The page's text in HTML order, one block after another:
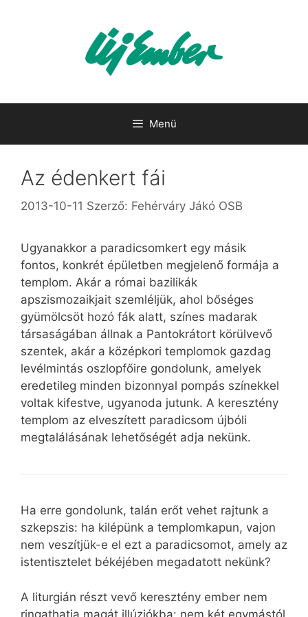
Menü
Az édenkert fái
2013-10-11 Szerző: Fehérváry Jákó OSB
Ugyanakkor a paradicsomkert egy másik
fontos, konkrét épületben megjelenő formája a
templom. Akár a római bazilikák
apszismozaikjait szemléljük, ahol bőséges
gyümölcsöt hozó fák alatt, színes madarak
társaságában állnak a Pantokrátort körülvevő
szentek, akár a középkori templomok gazdag
levélmintás oszlopfőire gondolunk, amelyek
eredetileg minden bizonnyal pompás színekkel
voltak kifestve, ugyanoda jutunk. A keresztény
templom az elveszített paradicsom újbóli
megtalálásának lehetőségét adja nekünk.
Ha erre gondolunk, talán erőt vehet rajtunk a
szkepszis: ha kilépünk a templomkapun, vajon
nem veszítjük-e el ezt a paradicsomot, amely az
istentisztelet békéjében megadatott nekünk?
A liturgián részt vevő keresztény ember nem
ringathatja magát illúziókba: nem két egymástól